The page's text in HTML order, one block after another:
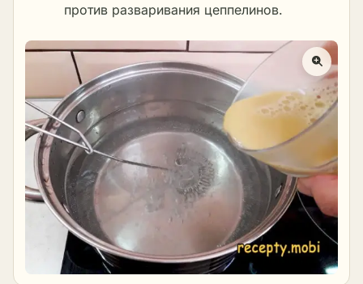
против разваривания цеппелинов.